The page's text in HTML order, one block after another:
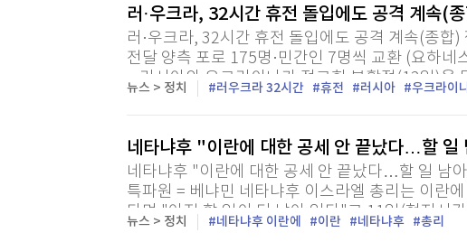
러·우크라, 32시간 휴전 돌입에도 공격 계속(
러·우크라, 32시간 휴전 돌입에도 공격 계속(종합
전달 양측 포로 175명·민간인 7명씩 교환 (요하네
= 러시아와 우크라이나가 정교회 부활절(12일)을
터 32시간의 휴전에 돌입했으나 첫날부터 양측에
뉴스 > 정치 러우크라 32시간 휴전 러시아 우크라이
네타냐후 "이란에 대한 공세 안 끝났다…할 일
네타냐후 "이란에 대한 공세 안 끝났다…할 일 남
특파원 = 베냐민 네타냐후 이스라엘 총리는 이란
다며 "아직 할 일이 더 남아 있다"고 11일(현지시
엘, 예루살렘포스트 등 보도에 따르면 네타냐후 총
뉴스 > 정치 네타냐후 이란에 이란 네타냐후 총리